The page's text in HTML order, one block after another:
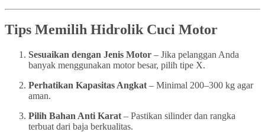
Tips Memilih Hidrolik Cuci Motor
Sesuaikan dengan Jenis Motor – Jika pelanggan Anda
banyak menggunakan motor besar, pilih tipe X.
Perhatikan Kapasitas Angkat – Minimal 200–300 kg agar
aman.
Pilih Bahan Anti Karat – Pastikan silinder dan rangka
terbuat dari baja berkualitas.